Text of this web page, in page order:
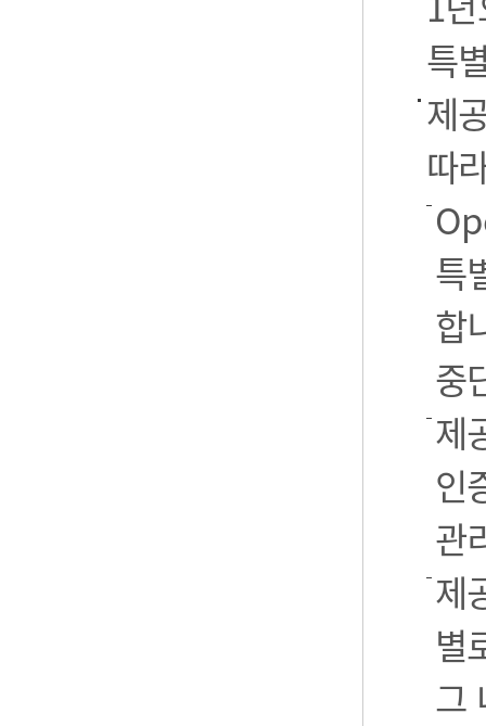
특
제
따
특
합
중
제
인
관
제
별
그